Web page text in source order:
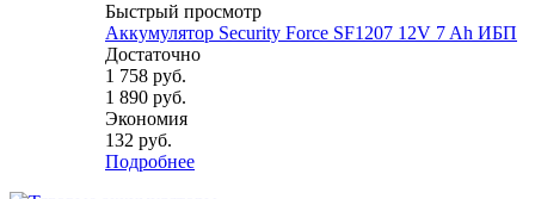
Быстрый просмотр
Аккумулятор Security Force SF1207 12V 7 Ah ИБП
Достаточно
1 758 руб.
1 890 руб.
Экономия
132 руб.
Подробнее